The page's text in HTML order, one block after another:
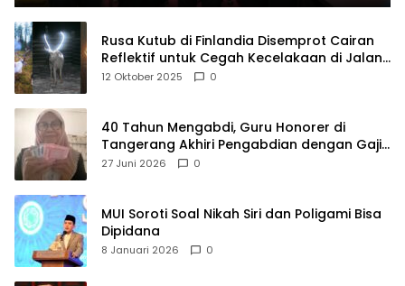
Rusa Kutub di Finlandia Disemprot Cairan
Reflektif untuk Cegah Kecelakaan di Jalan
Raya
12 Oktober 2025 0
40 Tahun Mengabdi, Guru Honorer di
Tangerang Akhiri Pengabdian dengan Gaji
Rp414 Ribu
27 Juni 2026 0
MUI Soroti Soal Nikah Siri dan Poligami Bisa
Dipidana
8 Januari 2026 0